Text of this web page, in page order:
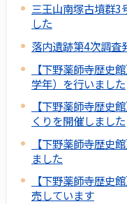
三王山南塚古墳群3
した
落内遺跡第4次調査
【下野薬師寺歴史
学年）を行いました
【下野薬師寺歴史
くりを開催しました
【下野薬師寺歴史
ました
【下野薬師寺歴史
売しています